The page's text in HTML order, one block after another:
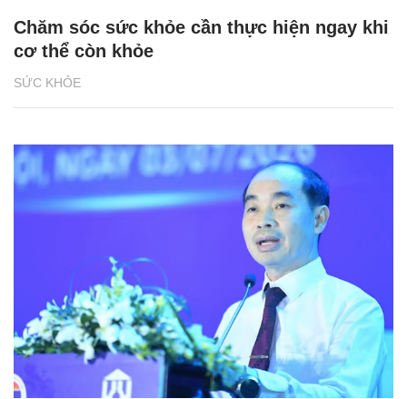
SỨC KHỎE
Chăm sóc sức khỏe cần thực hiện ngay khi
cơ thể còn khỏe